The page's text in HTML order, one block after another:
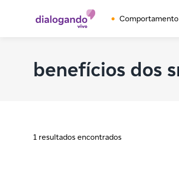
Comportamento
benefícios dos
1 resultados encontrados